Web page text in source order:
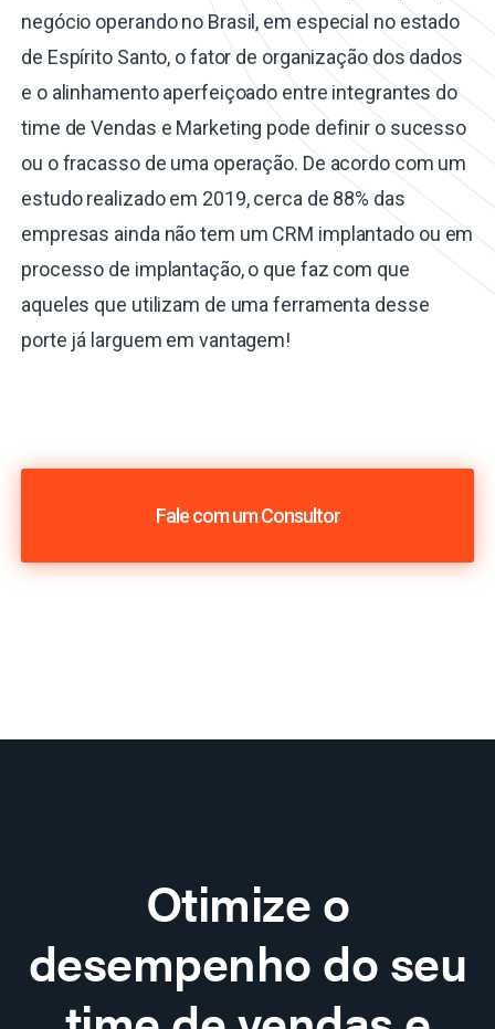
negócio operando no Brasil, em especial no estado
de Espírito Santo, o fator de organização dos dados
e o alinhamento aperfeiçoado entre integrantes do
time de Vendas e Marketing pode definir o sucesso
ou o fracasso de uma operação. De acordo com um
estudo realizado em 2019, cerca de 88% das
empresas ainda não tem um CRM implantado ou em
processo de implantação, o que faz com que
aqueles que utilizam de uma ferramenta desse
porte já larguem em vantagem!
Fale com um Consultor
Otimize o
desempenho do seu